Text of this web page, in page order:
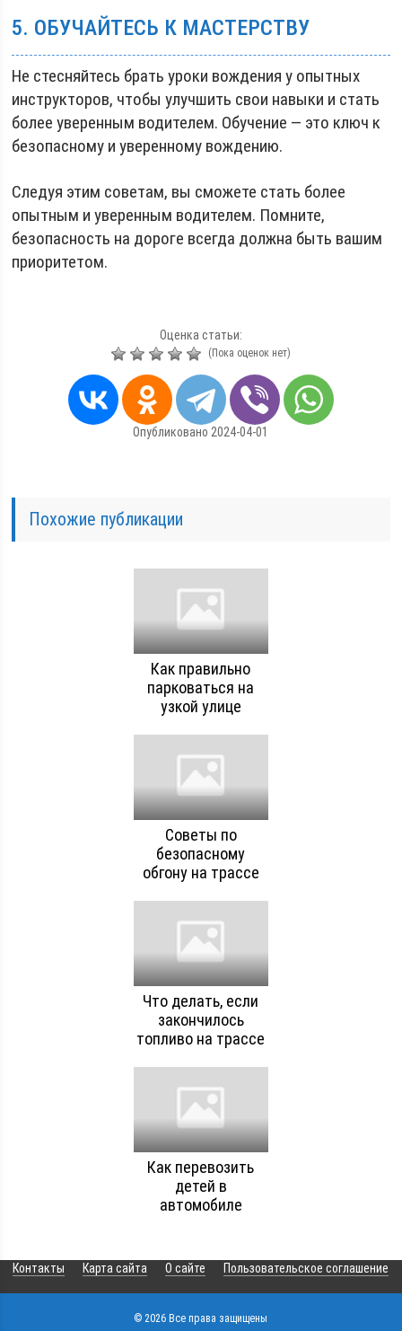
5. ОБУЧАЙТЕСЬ К МАСТЕРСТВУ
Не стесняйтесь брать уроки вождения у опытных
инструкторов, чтобы улучшить свои навыки и стать
более уверенным водителем. Обучение — это ключ к
безопасному и уверенному вождению.
Следуя этим советам, вы сможете стать более
опытным и уверенным водителем. Помните,
безопасность на дороге всегда должна быть вашим
приоритетом.
Оценка статьи:
(Пока оценок нет)
Опубликовано 2024-04-01
Похожие публикации
Как правильно
парковаться на
узкой улице
Советы по
безопасному
обгону на трассе
Что делать, если
закончилось
топливо на трассе
Как перевозить
детей в
автомобиле
Контакты Карта сайта О сайте Пользовательское соглашение
© 2026 Все права защищены